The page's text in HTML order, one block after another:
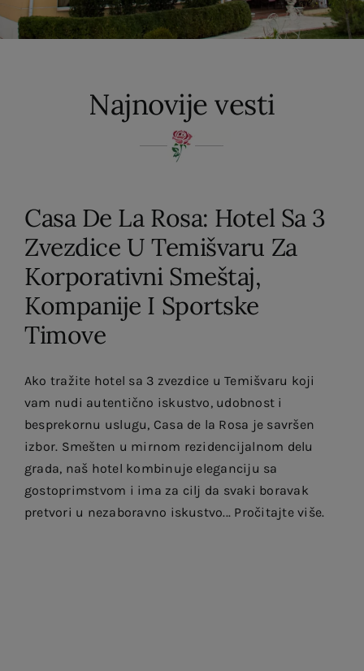
SR
Najnovije vesti
Casa De La Rosa: Hotel Sa 3
Zvezdice U Temišvaru Za
Korporativni Smeštaj,
Kompanije I Sportske
Timove
Ako tražite hotel sa 3 zvezdice u Temišvaru koji
vam nudi autentično iskustvo, udobnost i
besprekornu uslugu, Casa de la Rosa je savršen
izbor. Smešten u mirnom rezidencijalnom delu
grada, naš hotel kombinuje eleganciju sa
gostoprimstvom i ima za cilj da svaki boravak
pretvori u nezaboravno iskustvo... Pročitajte više.